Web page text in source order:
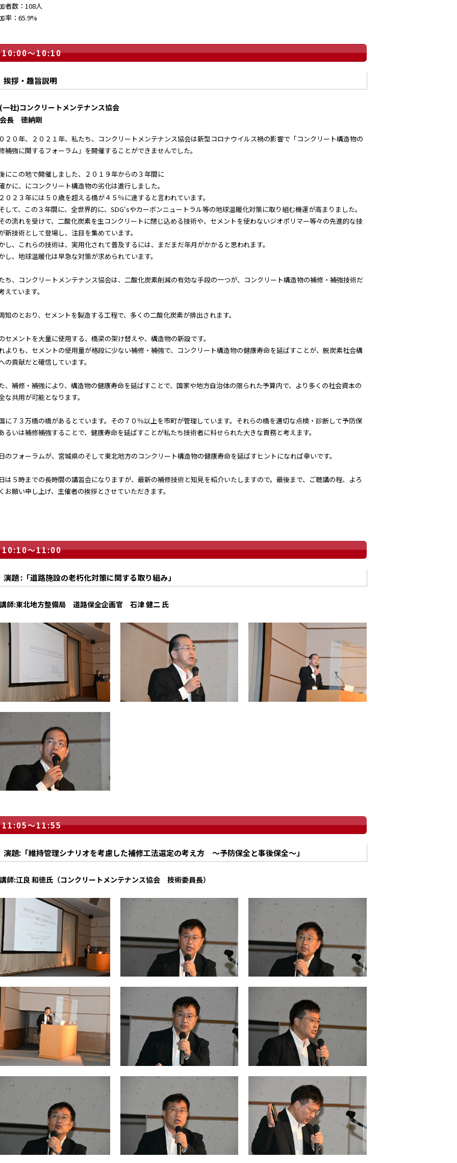
者数：108人
率：65.9%
10:00～10:10
挨拶・趣旨説明
(一社)コンクリートメンテナンス協会
会長 徳納剛
２０年、２０２１年、私たち、コンクリートメンテナンス協会は新型コロナウイルス禍の影響で「コンクリート構造物の
補強に関するフォーラム」を開催することができませんでした。
にこの地で開催しました、２０１９年からの３年間に
かに、にコンクリート構造物の劣化は進行しました。
０２３年には５０歳を超える橋が４５％に達すると言われています。
して、この３年間に、全世界的に、SDG‘sやカーボンニュートラル等の地球温暖化対策に取り組む機運が高まりました。
の流れを受けて、二酸化炭素を生コンクリートに閉じ込める技術や、セメントを使わないジオポリマー等々の先進的な技
新技術として登場し、注目を集めています。
し、これらの技術は、実用化されて普及するには、まだまだ年月がかかると思われます。
し、地球温暖化は早急な対策が求められています。
ち、コンクリートメンテナンス協会は、二酸化炭素削減の有効な手段の一つが、コンクリート構造物の補修・補強技術だ
えています。
知のとおり、セメントを製造する工程で、多くの二酸化炭素が排出されます。
セメントを大量に使用する、橋梁の架け替えや、構造物の新設です。
よりも、セメントの使用量が格段に少ない補修・補強で、コンクリート構造物の健康寿命を延ばすことが、脱炭素社会構
の貢献だと確信しています。
、補修・補強により、構造物の健康寿命を延ばすことで、国家や地方自治体の限られた予算内で、より多くの社会資本の
な共用が可能となります。
に７３万橋の橋があるとています。その７０％以上を市町が管理しています。それらの橋を適切な点検・診断して予防保
るいは補修補強することで、健康寿命を延ばすことが私たち技術者に科せられた大きな責務と考えます。
のフォーラムが、宮城県のそして東北地方のコンクリート構造物の健康寿命を延ばすヒントになれば幸いです。
は５時までの長時間の講習会になりますが、最新の補修技術と知見を紹介いたしますので。最後まで、ご聴講の程、よろ
お願い申し上げ、主催者の挨拶とさせていただきます。
10:10～11:00
演題 :「道路施設の老朽化対策に関する取り組み」
講師:東北地方整備局 道路保全企画官 石津 健二 氏
11:05～11:55
演題:「維持管理シナリオを考慮した補修工法選定の考え方 ～予防保全と事後保全～」
講師:江良 和徳氏（コンクリートメンテナンス協会 技術委員長）